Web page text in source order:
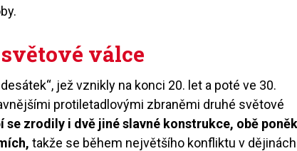
válce
jež vznikly na konci 20. let a poté ve 30.
protiletadlovými zbraněmi druhé světové
se zrodily i dvě jiné slavné konstrukce, obě
takže se během největšího konfliktu v dějinách